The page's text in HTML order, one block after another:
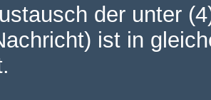
der unter
ist in